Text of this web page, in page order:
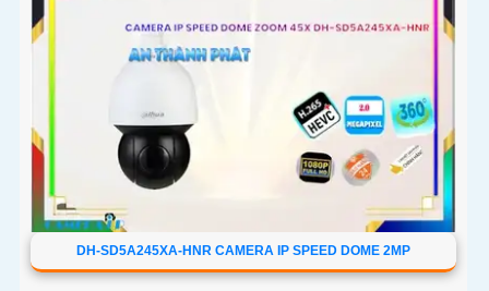
DH-SD5A245XA-HNR CAMERA IP SPEED DOME 2MP